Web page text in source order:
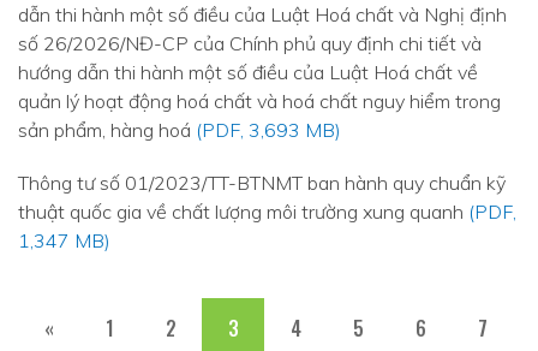
dẫn thi hành một số điều của Luật Hoá chất và Nghị định
số 26/2026/NĐ-CP của Chính phủ quy định chi tiết và
hướng dẫn thi hành một số điều của Luật Hoá chất về
quản lý hoạt động hoá chất và hoá chất nguy hiểm trong
sản phẩm, hàng hoá (PDF, 3,693 MB)
Thông tư số 01/2023/TT-BTNMT ban hành quy chuẩn kỹ
thuật quốc gia về chất lượng môi trường xung quanh (PDF,
1,347 MB)
« 1 2 3 4 5 6 7